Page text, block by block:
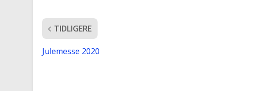
TIDLIGERE
Julemesse 2020